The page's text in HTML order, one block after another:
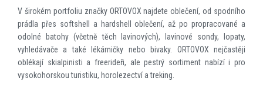
V širokém portfoliu značky ORTOVOX najdete oblečení, od spodního
prádla přes softshell a hardshell oblečení, až po propracované a
odolné batohy (včetně těch lavinových), lavinové sondy, lopaty,
vyhledávače a také lékárničky nebo bivaky. ORTOVOX nejčastěji
oblékají skialpinisti a freerideři, ale pestrý sortiment nabízí i pro
vysokohorskou turistiku, horolezectví a treking.